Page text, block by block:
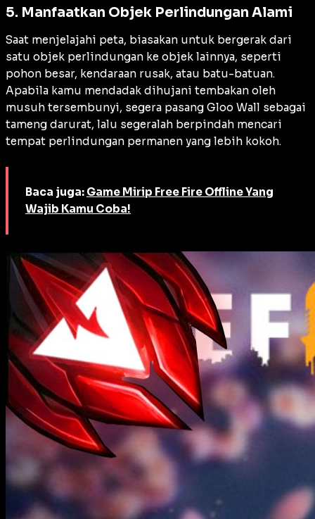
5. Manfaatkan Objek Perlindungan Alami
Saat menjelajahi peta, biasakan untuk bergerak dari
satu objek perlindungan ke objek lainnya, seperti
pohon besar, kendaraan rusak, atau batu-batuan.
Apabila kamu mendadak dihujani tembakan oleh
musuh tersembunyi, segera pasang Gloo Wall sebagai
tameng darurat, lalu segeralah berpindah mencari
tempat perlindungan permanen yang lebih kokoh.
Baca juga: Game Mirip Free Fire Offline Yang
Wajib Kamu Coba!